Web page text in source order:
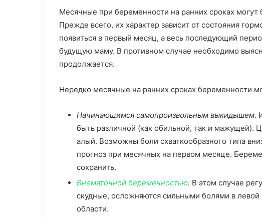
Месячные при беременности на ранних сроках
Прежде всего, их характер зависит от состояния
появиться в первый месяц, а весь последующий
будущую маму. В противном случае необходимо
продолжается.
Нередко месячные на ранних сроках беременности
Начинающимся самопроизвольным выкидышем.
быть различной (как обильной, так и мажущей).
алый. Возможны боли схваткообразного типа
прогноз при месячных на первом месяце.
сохранить.
Внематочной беременностью. В этом случае
скудные, осложняются сильными болями в левой
области.